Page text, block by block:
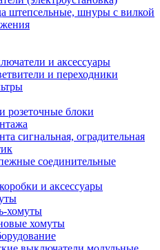
штепсельные, шнуры с вилкой
и аксессуары
и переходники
розеточные блоки
сигнальная, оградительная
соединительные
и аксессуары
хомуты
хомуты